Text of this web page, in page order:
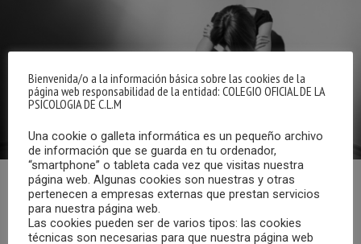
Ya puedes escuchar el programa “Cita con la Psicología”
emitido en Radio Chinchilla el sábado, 16 de octubre de
2021, que llevó por título “Día Europeo de la Depresión”, y
Bienvenida/o a la información básica sobre las cookies de la
página web responsabilidad de la entidad: COLEGIO OFICIAL DE LA
PSICOLOGIA DE C.L.M
Una cookie o galleta informática es un pequeño archivo
de información que se guarda en tu ordenador,
“smartphone” o tableta cada vez que visitas nuestra
página web. Algunas cookies son nuestras y otras
pertenecen a empresas externas que prestan servicios
para nuestra página web.
Las cookies pueden ser de varios tipos: las cookies
técnicas son necesarias para que nuestra página web